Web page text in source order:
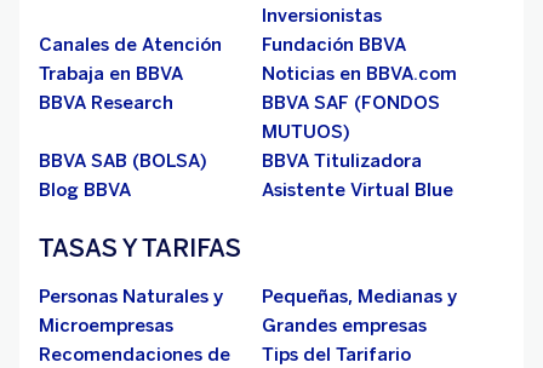
Inversionistas
Canales de Atención
Fundación BBVA
Trabaja en BBVA
Noticias en BBVA.com
BBVA Research
BBVA SAF (FONDOS
MUTUOS)
BBVA SAB (BOLSA)
BBVA Titulizadora
Blog BBVA
Asistente Virtual Blue
TASAS Y TARIFAS
Personas Naturales y
Microempresas
Pequeñas, Medianas y
Grandes empresas
Recomendaciones de
Tips del Tarifario